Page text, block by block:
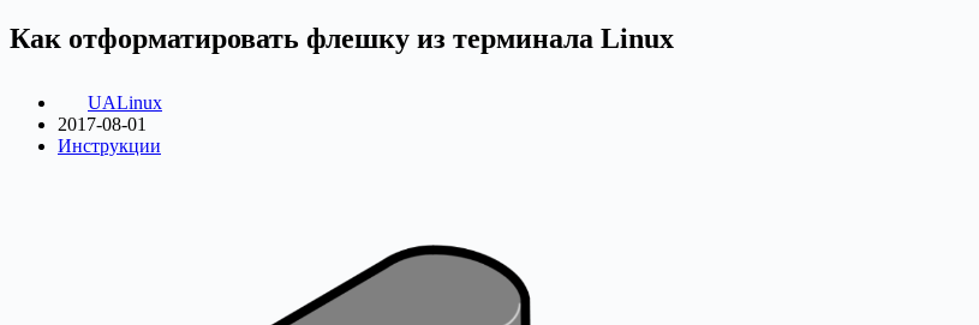
Как отформатировать флешку из терминала Linux
UALinux
2017-08-01
Инструкции